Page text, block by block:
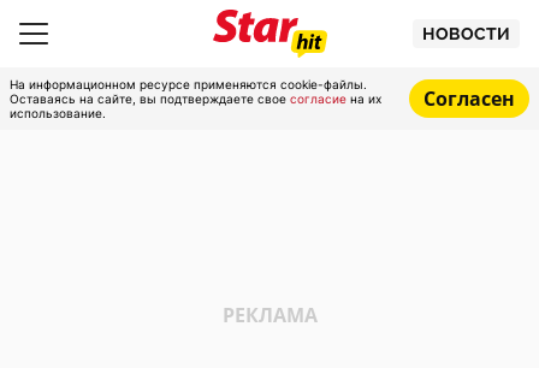
НОВОСТИ
На информационном ресурсе применяются cookie-файлы.
Оставаясь на сайте, вы подтверждаете свое согласие на их
использование.
Согласен